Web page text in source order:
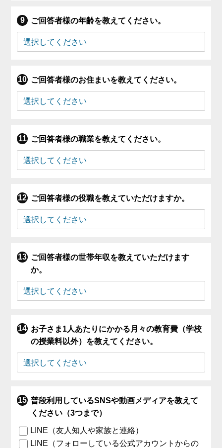
ご回答者様の年齢を教えてください。
ご回答者様のお住まいを教えてください。
ご回答者様の職業を教えてください。
ご回答者様の役職を教えていただけますか。
ご回答者様の世帯年収を教えていただけます
か。
お子さま1人あたりにかかる月々の教育費（学校
の授業料以外）を教えてください。
普段利用しているSNSや動画メディアを教えて
ください（3つまで）
LINE（友人知人や家族と連絡）
LINE（フォローしている公式アカウントからの